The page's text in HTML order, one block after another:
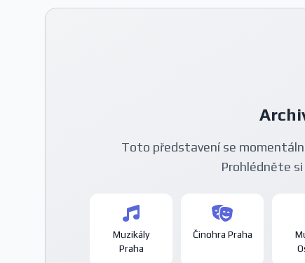
Toto představení se
Prohlédněte
Muzikály
Praha
Činohra Praha